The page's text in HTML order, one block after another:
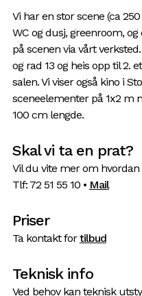
Vi har en stor scene (ca
WC og dusj, greenroom,
på scenen via vårt
og rad 13 og heis opp til 2.
salen. Vi viser også kino i
sceneelementer på 1x2 m
100 cm lengde.
Skal vi ta en prat?
Vil du vite mer om hvordan
Tlf: 72 51 55 10 • Mail
Priser
Ta kontakt fortilbud
Teknisk info
Ved behov kan teknisk